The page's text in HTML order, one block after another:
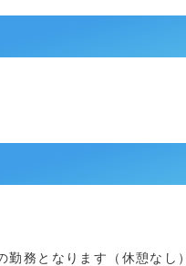
勤務となります（休憩なし）